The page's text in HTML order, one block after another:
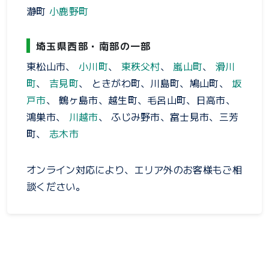
瀞町 小鹿野町
埼玉県西部・南部の一部
東松山市、 小川町、 東秩父村、 嵐山町、滑川
町、 吉見町、 ときがわ町、川島町、鳩山町、 坂
戸市、 鶴ヶ島市、越生町、毛呂山町、日高市、
鴻巣市、 川越市、 ふじみ野市、富士見市、三芳
町、 志木市
オンライン対応により、エリア外のお客様もご相
談ください。